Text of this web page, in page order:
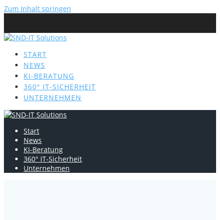
Zum Inhalt springen
START
NEWS
KI-BERATUNG
360° IT-SICHERHEIT
UNTERNEHMEN
Start
News
KI-Beratung
360° IT-Sicherheit
Unternehmen